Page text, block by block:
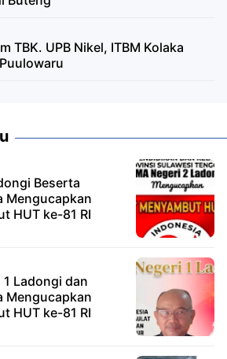
TBK. UPB Nikel, ITBM Kolaka
Beserta
Mengucapkan
HUT ke-81 RI
1 Ladongi dan
Mengucapkan
HUT ke-81 RI